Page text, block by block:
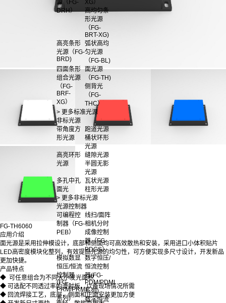
源（FG-
DRH）
XG）
高均匀条
形光源
（FG-
BRT-XG)
高亮条形
光源（FG-
BRD)
弧状高均
匀光源
（FG-BL)
四面条形
组合光源
（FG-
BRF-
XG）
面光源
（FG-TH)
侧背光
（FG-
THC）
> 更多标准光源
非标光源
带角度方
形光源
跑道光源
桶状环形
光源
高亮环形
光源
缝隙光源
半圆无影
光源
多孔中孔
面光
瓦状光源
柱形光源
> 更多非标光源
光源控制器
可编程控
制器（FG-
PEB）
线扫/面阵
相机分时
成像控制
器（FG-
PDGS）
模拟数显
恒压/恒流
控制器
(FG-
PRM/PRMI
系列)
数字恒压/
恒流控制
器(FG-
PDM/PDMI
系列)
数字恒流
FG-TH6060
应用介绍
面光源是采用拉伸模设计，底部和侧面均可高效散热和安装，采用进口小体积贴片
LED高密度模块化整列，有效提高光源的均匀性，可方便实现多尺寸设计，开发新品
更加快捷。
产品特点
◆ 可任意组合为不同大小发光面积
◆ 可选配不同透过率的漫射板，以备现场情况所需
◆ 回流焊接工艺，底部，侧面和正面安装更加方便